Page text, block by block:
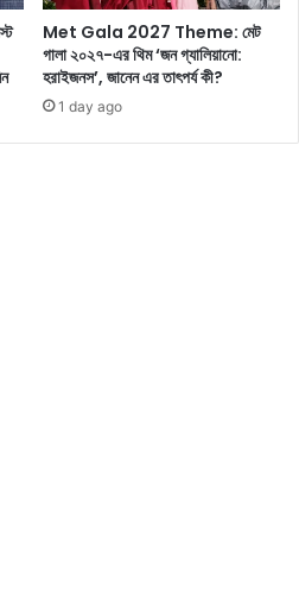
Met Gala 2027 Theme: মেট
গালা ২০২৭-এর থিম ‘জন গ্যালিয়ানো:
হরাইজনস’, জানেন এর তাৎপর্য কী?
1 day ago